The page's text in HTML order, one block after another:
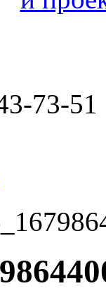
73-51